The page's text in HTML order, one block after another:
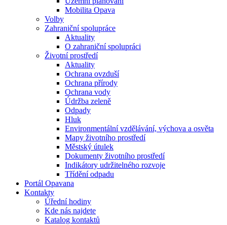
Mobilita Opava
Volby
Zahraniční spolupráce
Aktuality
O zahraniční spolupráci
Životní prostředí
Aktuality
Ochrana ovzduší
Ochrana přírody
Ochrana vody
Údržba zeleně
Odpady
Hluk
Environmentální vzdělávání, výchova a osvěta
Mapy životního prostředí
Městský útulek
Dokumenty životního prostředí
Indikátory udržitelného rozvoje
Třídění odpadu
Portál Opavana
Kontakty
Úřední hodiny
Kde nás najdete
Katalog kontaktů